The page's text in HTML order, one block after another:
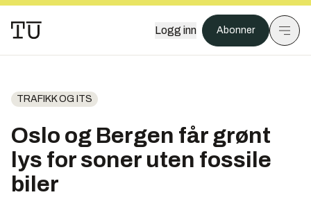
Logg inn Abonner
TRAFIKK OG ITS
Oslo og Bergen får grønt
lys for soner uten fossile
biler